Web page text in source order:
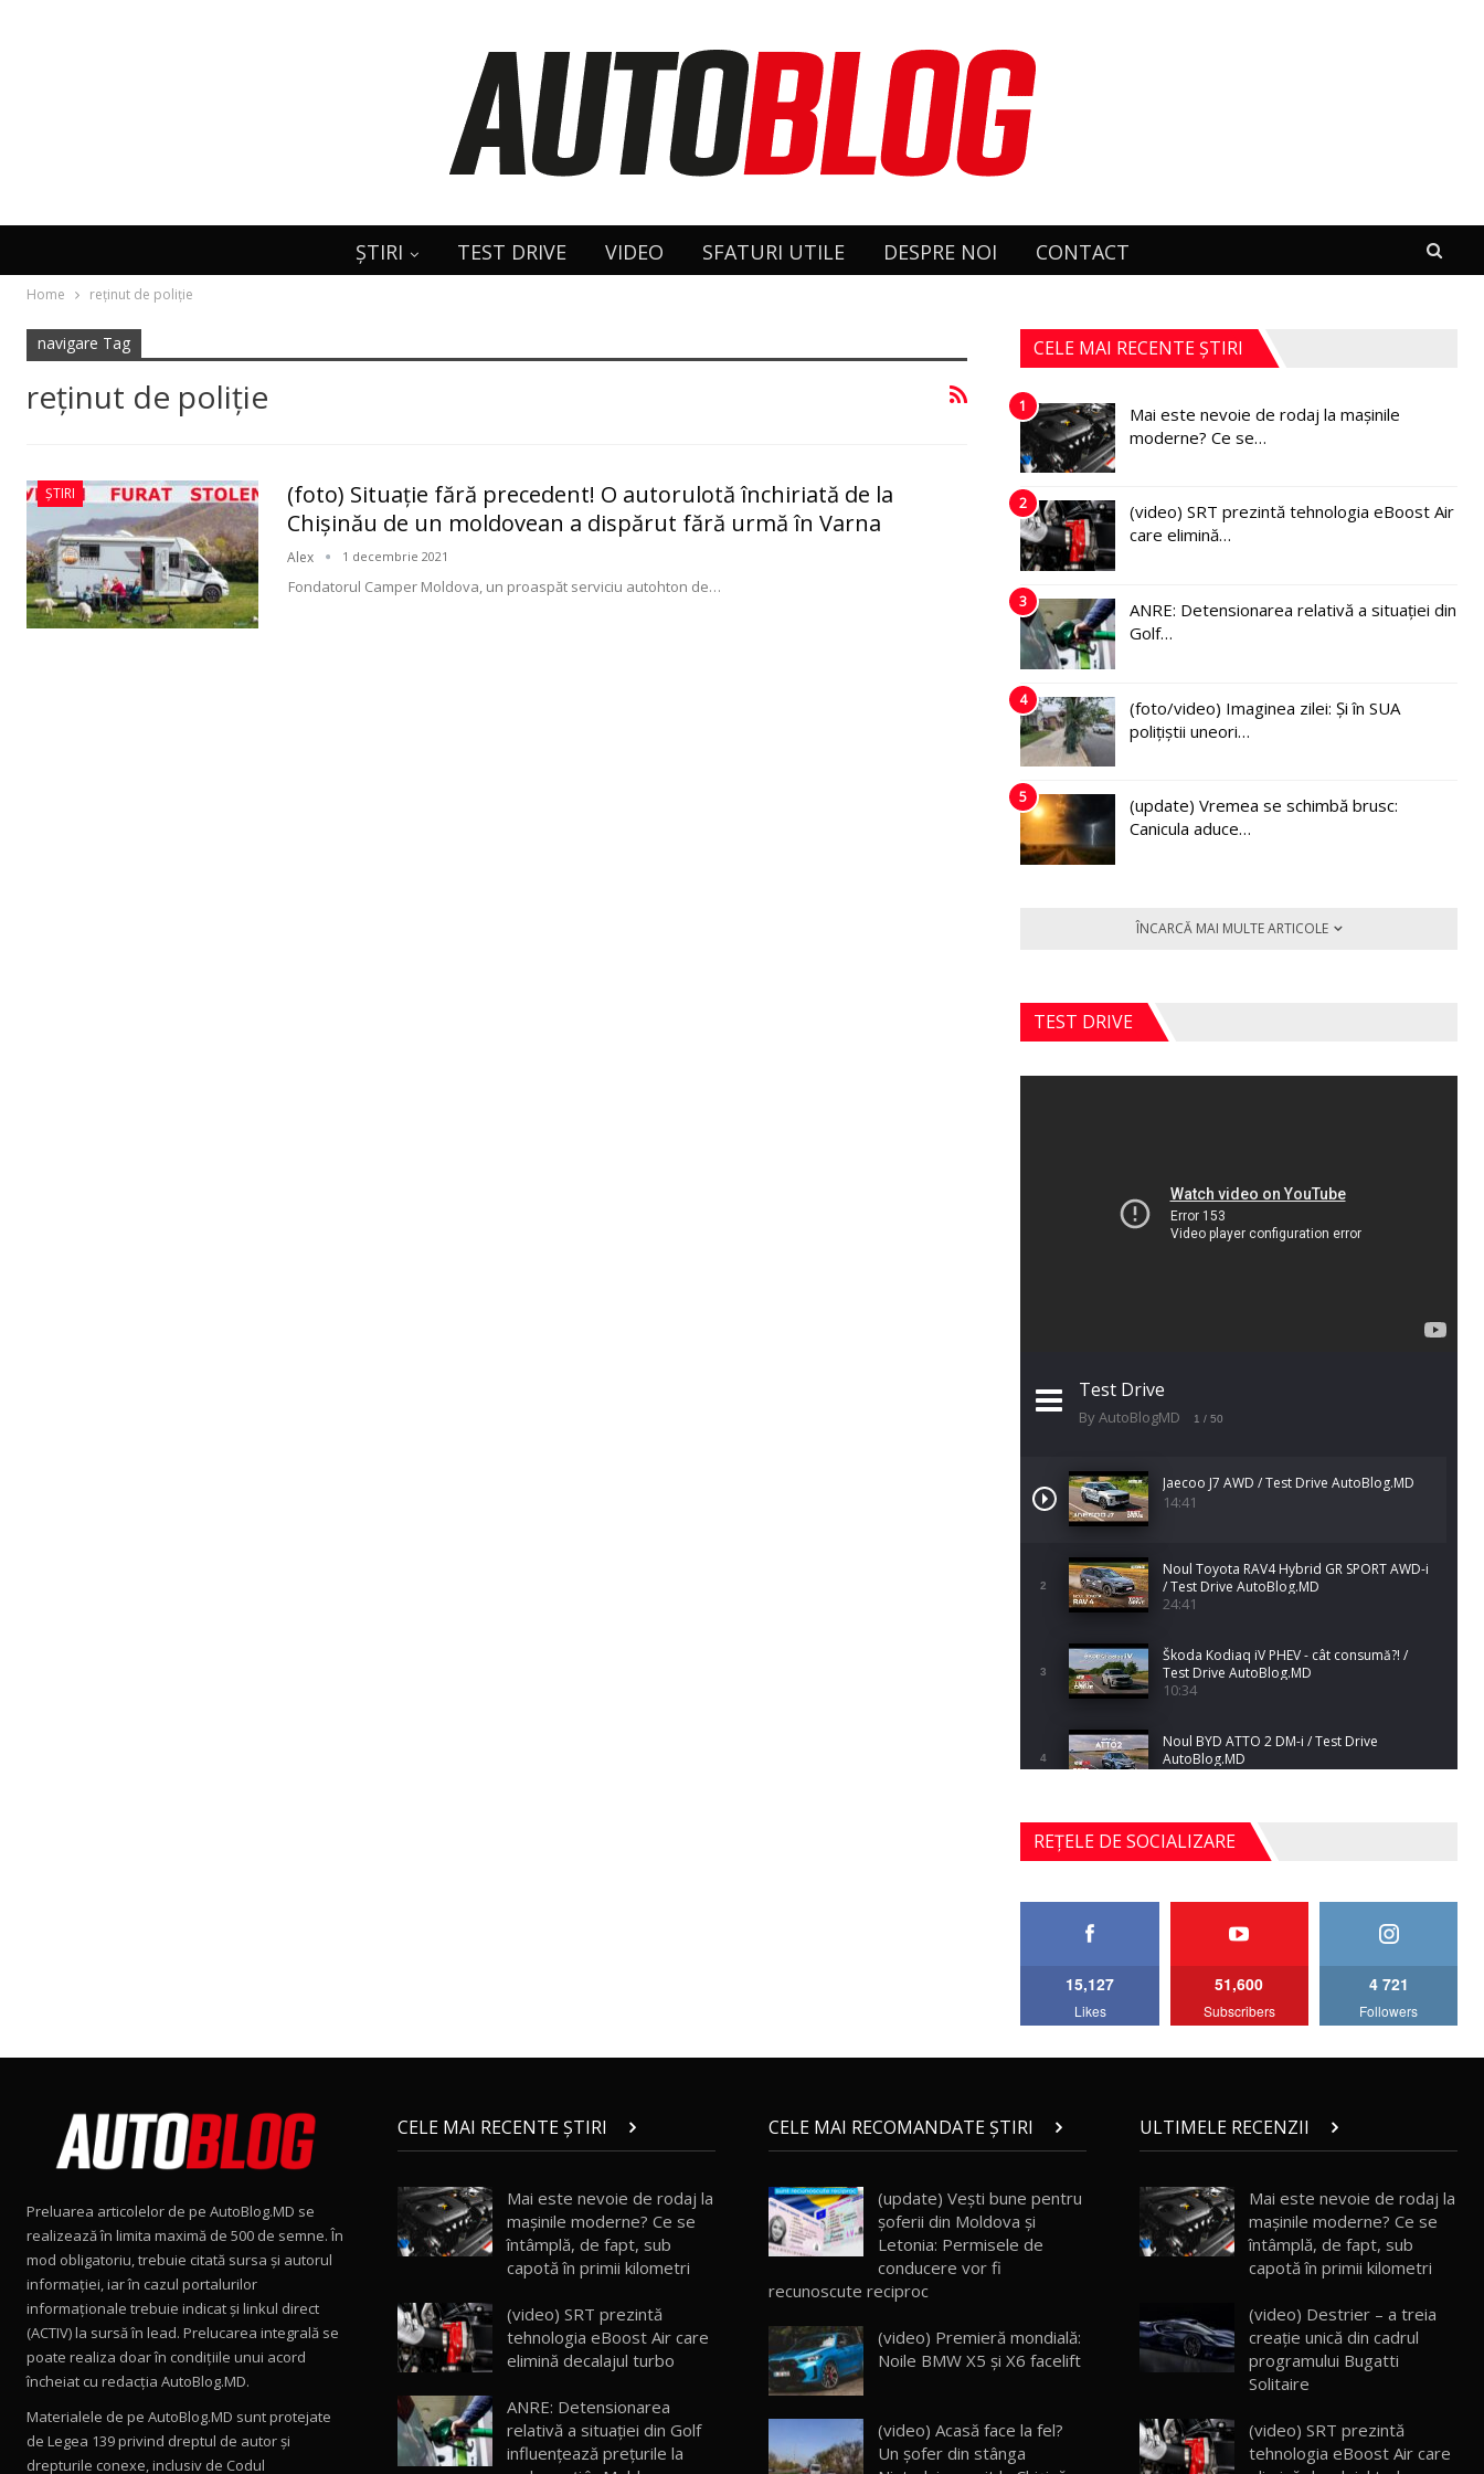
ȘTIRI TEST DRIVE VIDEO SFATURI UTILE DESPRE NOI CONTACT
Home reţinut de poliţie
navigare Tag
reţinut de poliţie
ȘTIRI
(foto) Situaţie fără precedent! O autorulotă închiriată de la
Chişinău de un moldovean a dispărut fără urmă în Varna
Alex 1 decembrie 2021
Fondatorul Camper Moldova, un proaspăt serviciu autohton de…
CELE MAI RECENTE ȘTIRI
1
Mai este nevoie de rodaj la mașinile
moderne? Ce se…
2
(video) SRT prezintă tehnologia eBoost Air
care elimină…
3
ANRE: Detensionarea relativă a situației din
Golf…
4
(foto/video) Imaginea zilei: Și în SUA
polițiștii uneori…
5
(update) Vremea se schimbă brusc:
Canicula aduce…
ÎNCARCĂ MAI MULTE ARTICOLE
TEST DRIVE
Test Drive
By AutoBlogMD 1 / 50
Jaecoo J7 AWD / Test Drive AutoBlog.MD
14:41
2
Noul Toyota RAV4 Hybrid GR SPORT AWD-i
/ Test Drive AutoBlog.MD
24:41
3
Škoda Kodiaq iV PHEV - cât consumă?! /
Test Drive AutoBlog.MD
10:34
4
Noul BYD ATTO 2 DM-i / Test Drive
AutoBlog.MD
5
Noul Mercedes-Benz S-Class facelift (S 580
4MATIC V223) / Test Drive AutoBlog.MD
27:33
AutoBlog.MD
15:08
15:22
Mercedes-AMG E 53 HYBRID 4MATIC+ /
Test Drive AutoBlog.MD
11
Noul Volvo ES90 / Test Drive AutoBlog.MD
27:58
Noul MG HS / Test Drive AutoBlog.MD
16:48
REȚELE DE SOCIALIZARE
15,127
Likes
51,600
Subscribers
4 721
Followers
Preluarea articolelor de pe AutoBlog.MD se
realizează în limita maximă de 500 de semne. În
mod obligatoriu, trebuie citată sursa și autorul
informației, iar în cazul portalurilor
informaționale trebuie indicat și linkul direct
(ACTIV) la sursă în lead. Prelucarea integrală se
poate realiza doar în condițiile unui acord
încheiat cu redacţia AutoBlog.MD.
Materialele de pe AutoBlog.MD sunt protejate
de Legea 139 privind dreptul de autor și
drepturile conexe, inclusiv de Codul
CELE MAI RECENTE ȘTIRI
Mai este nevoie de rodaj la
mașinile moderne? Ce se
întâmplă, de fapt, sub
capotă în primii kilometri
(video) SRT prezintă
tehnologia eBoost Air care
elimină decalajul turbo
ANRE: Detensionarea
relativă a situației din Golf
influențează prețurile la
CELE MAI RECOMANDATE ȘTIRI
(update) Vești bune pentru
șoferii din Moldova și
Letonia: Permisele de
conducere vor fi
recunoscute reciproc
(video) Premieră mondială:
Noile BMW X5 şi X6 facelift
(video) Acasă face la fel?
Un şofer din stânga
ULTIMELE RECENZII
Mai este nevoie de rodaj la
mașinile moderne? Ce se
întâmplă, de fapt, sub
capotă în primii kilometri
(video) Destrier – a treia
creație unică din cadrul
programului Bugatti
Solitaire
(video) SRT prezintă
tehnologia eBoost Air care